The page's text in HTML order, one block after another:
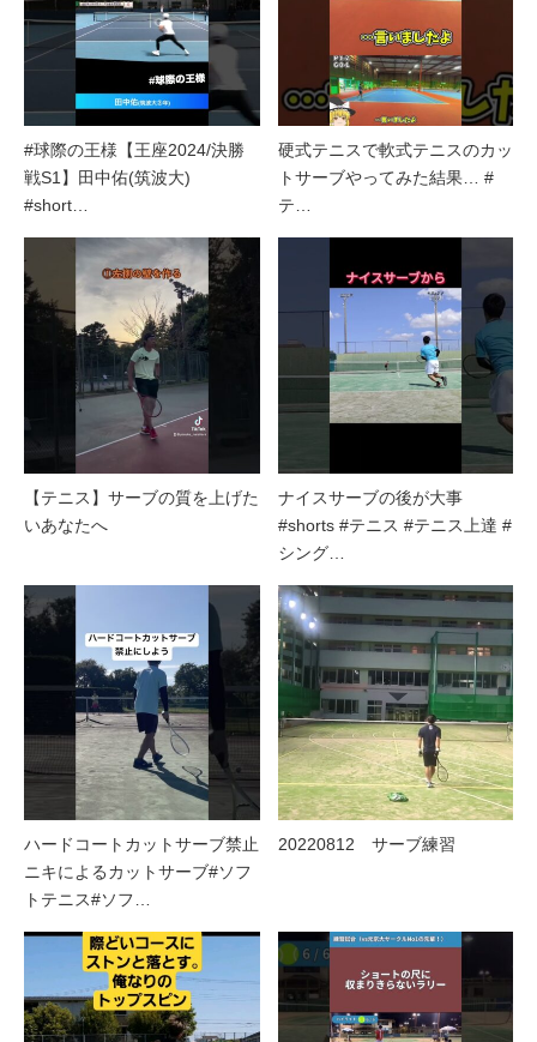
#球際の王様【王座2024/決勝
戦S1】田中佑(筑波大)
#short…
硬式テニスで軟式テニスのカッ
トサーブやってみた結果… #
テ…
【テニス】サーブの質を上げた
いあなたへ
ナイスサーブの後が大事
#shorts #テニス #テニス上達 #
シング…
ハードコートカットサーブ禁止
ニキによるカットサーブ#ソフ
トテニス#ソフ…
20220812 サーブ練習